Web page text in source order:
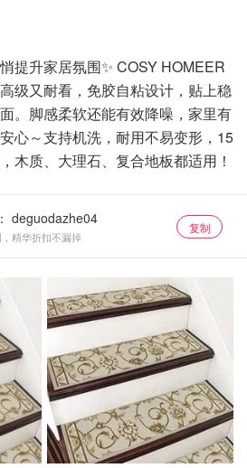
提升家居氛围✨ COSY HOMEER
级又耐看，免胶自粘设计，贴上稳
。脚感柔软还能有效降噪，家里有
心～支持机洗，耐用不易变形，15
木质、大理石、复合地板都适用！
精华折扣不漏掉
复制